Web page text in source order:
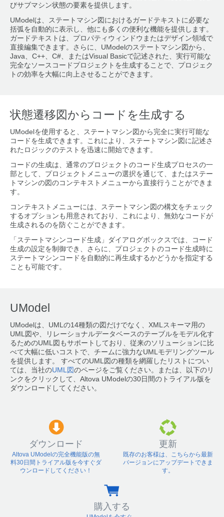
びサブマシン状態の要素を提供します。
UModelは、ステートマシン図におけるガードテキストに必要な
括弧を自動的に表示し、他にも多くの便利な機能を提供します。
ガードテキストは、プロパティウィンドウまたはデザイン領域で
直接編集できます。さらに、UModelのステートマシン図から、
Java、C++、C#、またはVisual Basicで記述された、実行可能な
完全なソースコードプロジェクトを生成することで、プロジェク
トの効率を大幅に向上させることができます。
状態遷移図からコードを生成する
UModelを使用すると、ステートマシン図から完全に実行可能な
コードを生成できます。これにより、ステートマシン図に記述さ
れたロジックのテストを迅速に開始できます。
コードの生成は、通常のプロジェクトのコード生成プロセスの一
部として、プロジェクトメニューの選択を通じて、またはステー
トマシンの図のコンテキストメニューから直接行うことができま
す。
コンテキストメニューには、ステートマシン図の構文をチェック
するオプションも用意されており、これにより、無効なコードが
生成されるのを防ぐことができます。
「ステートマシンコード生成」ダイアログボックスでは、コード
生成の設定を制御でき、さらに、プロジェクトのコード生成時に
ステートマシンコードを自動的に再生成するかどうかを指定する
ことも可能です。
UModel
UModelは、UMLの14種類の図だけでなく、XMLスキーマ用の
UML図や、リレーショナルデータベースのテーブルをモデル化す
るためのUML図もサポートしており、従来のソリューションに比
べて大幅に低いコストで、チームに強力なUMLモデリングツール
を提供します。 すべてのUML図の種類を網羅したリストについ
ては、当社のUML図 のページをご覧ください。または、以下のリ
ンクをクリックして、Altova UModelの30日間のトライアル版を
ダウンロードしてください。
ダウンロード
Altova UModelの完全機能版の無
料30日間トライアル版を今すぐダ
ウンロードしてください！
更新
既存のお客様は、こちらから最新
バージョンにアップデートできま
す。
購入する